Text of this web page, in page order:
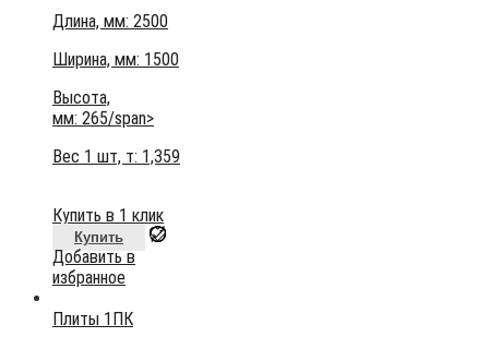
Длина, мм: 2500
Ширина, мм: 1500
Высота,
мм: 265/span>
Вес 1 шт, т: 1,359
Купить в 1 клик
Купить
Добавить в
избранное
Плиты 1ПК